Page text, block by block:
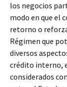
los negocios
modo en que el
retorno o
Régimen que
diversos
crédito interno,
considerados